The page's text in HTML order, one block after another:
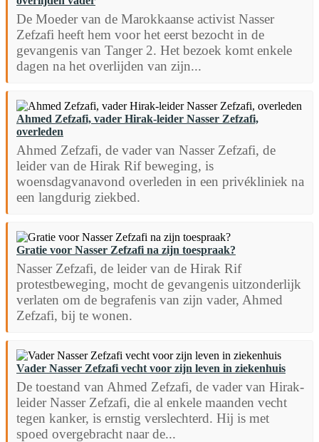
De Moeder van de Marokkaanse activist Nasser
Zefzafi heeft hem voor het eerst bezocht in de
gevangenis van Tanger 2. Het bezoek komt enkele
dagen na het overlijden van zijn...
Ahmed Zefzafi, vader Hirak-leider Nasser Zefzafi,
overleden
Ahmed Zefzafi, de vader van Nasser Zefzafi, de
leider van de Hirak Rif beweging, is
woensdagvanavond overleden in een privékliniek na
een langdurig ziekbed.
Gratie voor Nasser Zefzafi na zijn toespraak?
Nasser Zefzafi, de leider van de Hirak Rif
protestbeweging, mocht de gevangenis uitzonderlijk
verlaten om de begrafenis van zijn vader, Ahmed
Zefzafi, bij te wonen.
Vader Nasser Zefzafi vecht voor zijn leven in ziekenhuis
De toestand van Ahmed Zefzafi, de vader van Hirak-
leider Nasser Zefzafi, die al enkele maanden vecht
tegen kanker, is ernstig verslechterd. Hij is met
spoed overgebracht naar de...